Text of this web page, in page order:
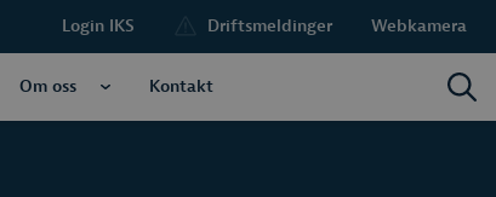
Login IKS Driftsmeldinger Webkamera
Om oss Kontakt